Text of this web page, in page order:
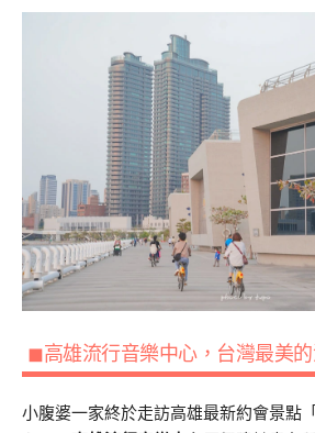
◼高雄流行音樂中心，台灣最美的
小腹婆一家終於走訪高雄最新約會景點